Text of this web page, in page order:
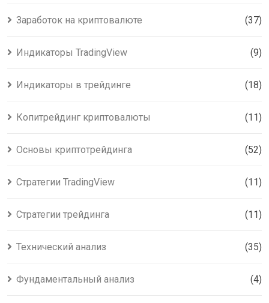
Заработок на криптовалюте (37)
Индикаторы TradingView (9)
Индикаторы в трейдинге (18)
Копитрейдинг криптовалюты (11)
Основы криптотрейдинга (52)
Стратегии TradingView (11)
Стратегии трейдинга (11)
Технический анализ (35)
Фундаментальный анализ (4)